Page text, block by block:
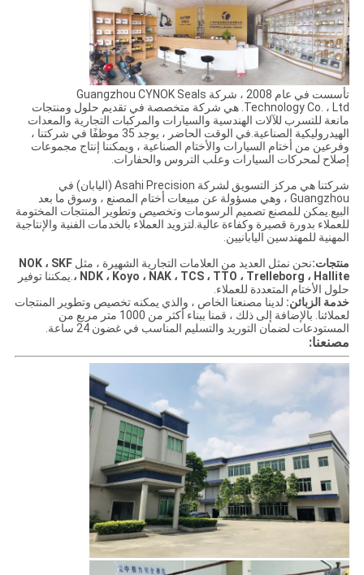
تأسست في عام 2008 ، شركة Guangzhou CYNOK Seals
Technology Co. ، Ltd. هي شركة متخصصة في تقديم حلول ومنتجات
مانعة للتسرب للآلات الهندسية والسيارات والمركبات التجارية والمعدات
الهيدروليكية الصناعية.في الوقت الحاضر ، يوجد 35 موظفًا في شركتنا ،
وفرعين من أختام السيارات والأختام الصناعية ، ويمكننا إنتاج مجموعات
إصلاح لمحركات السيارات وعلب التروس والحفارات.
شركتنا هي مركز التسويق لشركة Asahi Precision (اليابان) في
Guangzhou ، وهي مسؤولة عن مبيعات أختام المصنع ، وسوق ما بعد
البيع.يمكن للمصنع تصميم الرسومات وتخصيص وتطوير المنتجات المختومة
للعملاء بدورة قصيرة وكفاءة عالية.لتزويد العملاء بالخدمات الفنية والإنتاجية
المهنية للمهندسين اليابانيين.
منتجات:نحن نمثل العديد من العلامات التجارية الشهيرة ، مثل NOK ، SKF
، NDK ، Koyo ، NAK ، TCS ، TTO ، Trelleborg ، Hallite.يمكننا توفير
حلول الأختام المتعددة للعملاء.
خدمة الزبائن: لدينا مصنعنا الخاص ، والذي يمكنه تخصيص وتطوير المنتجات
لعملائنا. بالإضافة إلى ذلك ، قمنا ببناء أكثر من 1000 متر مربع من
المستودعات لضمان التوريد والتسليم المناسب في غضون 24 ساعة.
مصنعنا: